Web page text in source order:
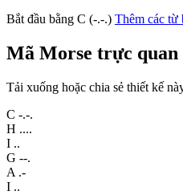
Bắt đầu bằng C (-.-.) Thêm các từ
Mã Morse trực quan
Tải xuống hoặc chia sẻ thiết kế
C -.-.
H ....
I ..
G --.
A .-
I ..